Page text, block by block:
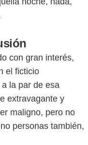
con gran interés,
el ficticio
la par de esa
extravagante y
maligno, pero no
personas también,